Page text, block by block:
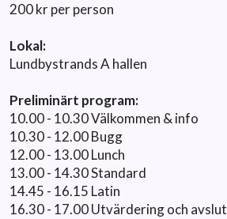
200 kr per person
Lokal:
Lundbystrands A hallen
Preliminärt program:
10.00 - 10.30 Välkommen & info
10.30 - 12.00 Bugg
12.00 - 13.00 Lunch
13.00 - 14.30 Standard
14.45 - 16.15 Latin
16.30 - 17.00 Utvärdering och avslut